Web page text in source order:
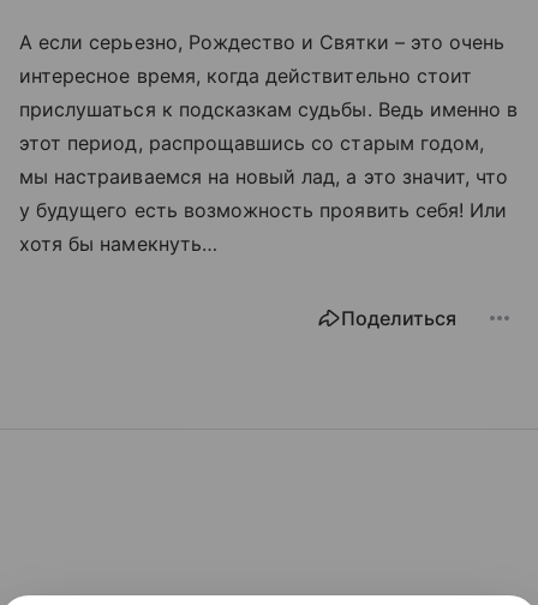
А если серьезно, Рождество и Святки – это очень
интересное время, когда действительно стоит
прислушаться к подсказкам судьбы. Ведь именно в
этот период, распрощавшись со старым годом,
мы настраиваемся на новый лад, а это значит, что
у будущего есть возможность проявить себя! Или
хотя бы намекнуть…
Поделиться